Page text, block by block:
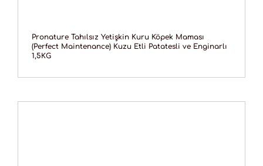
Pronature Tahılsız Yetişkin Kuru Köpek Maması
(Perfect Maintenance) Kuzu Etli Patatesli ve Enginarlı
1,5KG